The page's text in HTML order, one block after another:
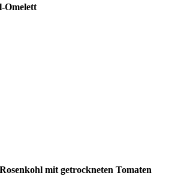
Omelett
mit getrockneten Tomaten